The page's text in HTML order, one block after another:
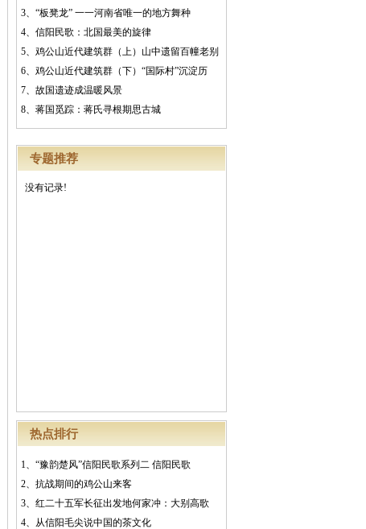
3、 “板凳龙” 一一河南省唯一的地方舞种
4、 信阳民歌：北国最美的旋律
5、 鸡公山近代建筑群（上）山中遗留百幢老别
6、 鸡公山近代建筑群（下）“国际村”沉淀历
7、 故国遗迹成温暖风景
8、 蒋国觅踪：蒋氏寻根期思古城
专题推荐
没有记录!
热点排行
1、 “豫韵楚风”信阳民歌系列二 信阳民歌
2、 抗战期间的鸡公山来客
3、 红二十五军长征出发地何家冲：大别高歌
4、 从信阳毛尖说中国的茶文化